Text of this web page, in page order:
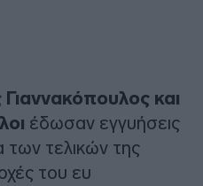
και
έδωσαν εγγυήσεις
των τελικών της
του ευ